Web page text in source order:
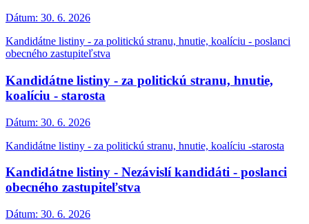
Dátum: 30. 6. 2026
Kandidátne listiny - za politickú stranu, hnutie, koalíciu - poslanci
obecného zastupiteľstva
Kandidátne listiny - za politickú stranu, hnutie,
koalíciu - starosta
Dátum: 30. 6. 2026
Kandidátne listiny - za politickú stranu, hnutie, koalíciu -starosta
Kandidátne listiny - Nezávislí kandidáti - poslanci
obecného zastupiteľstva
Dátum: 30. 6. 2026